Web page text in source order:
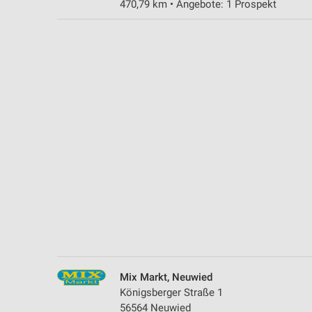
470,79 km • Angebote: 1 Prospekt
Mix Markt, Neuwied
Königsberger Straße 1
56564 Neuwied
Messung der Performance von Inhalten
Funktional